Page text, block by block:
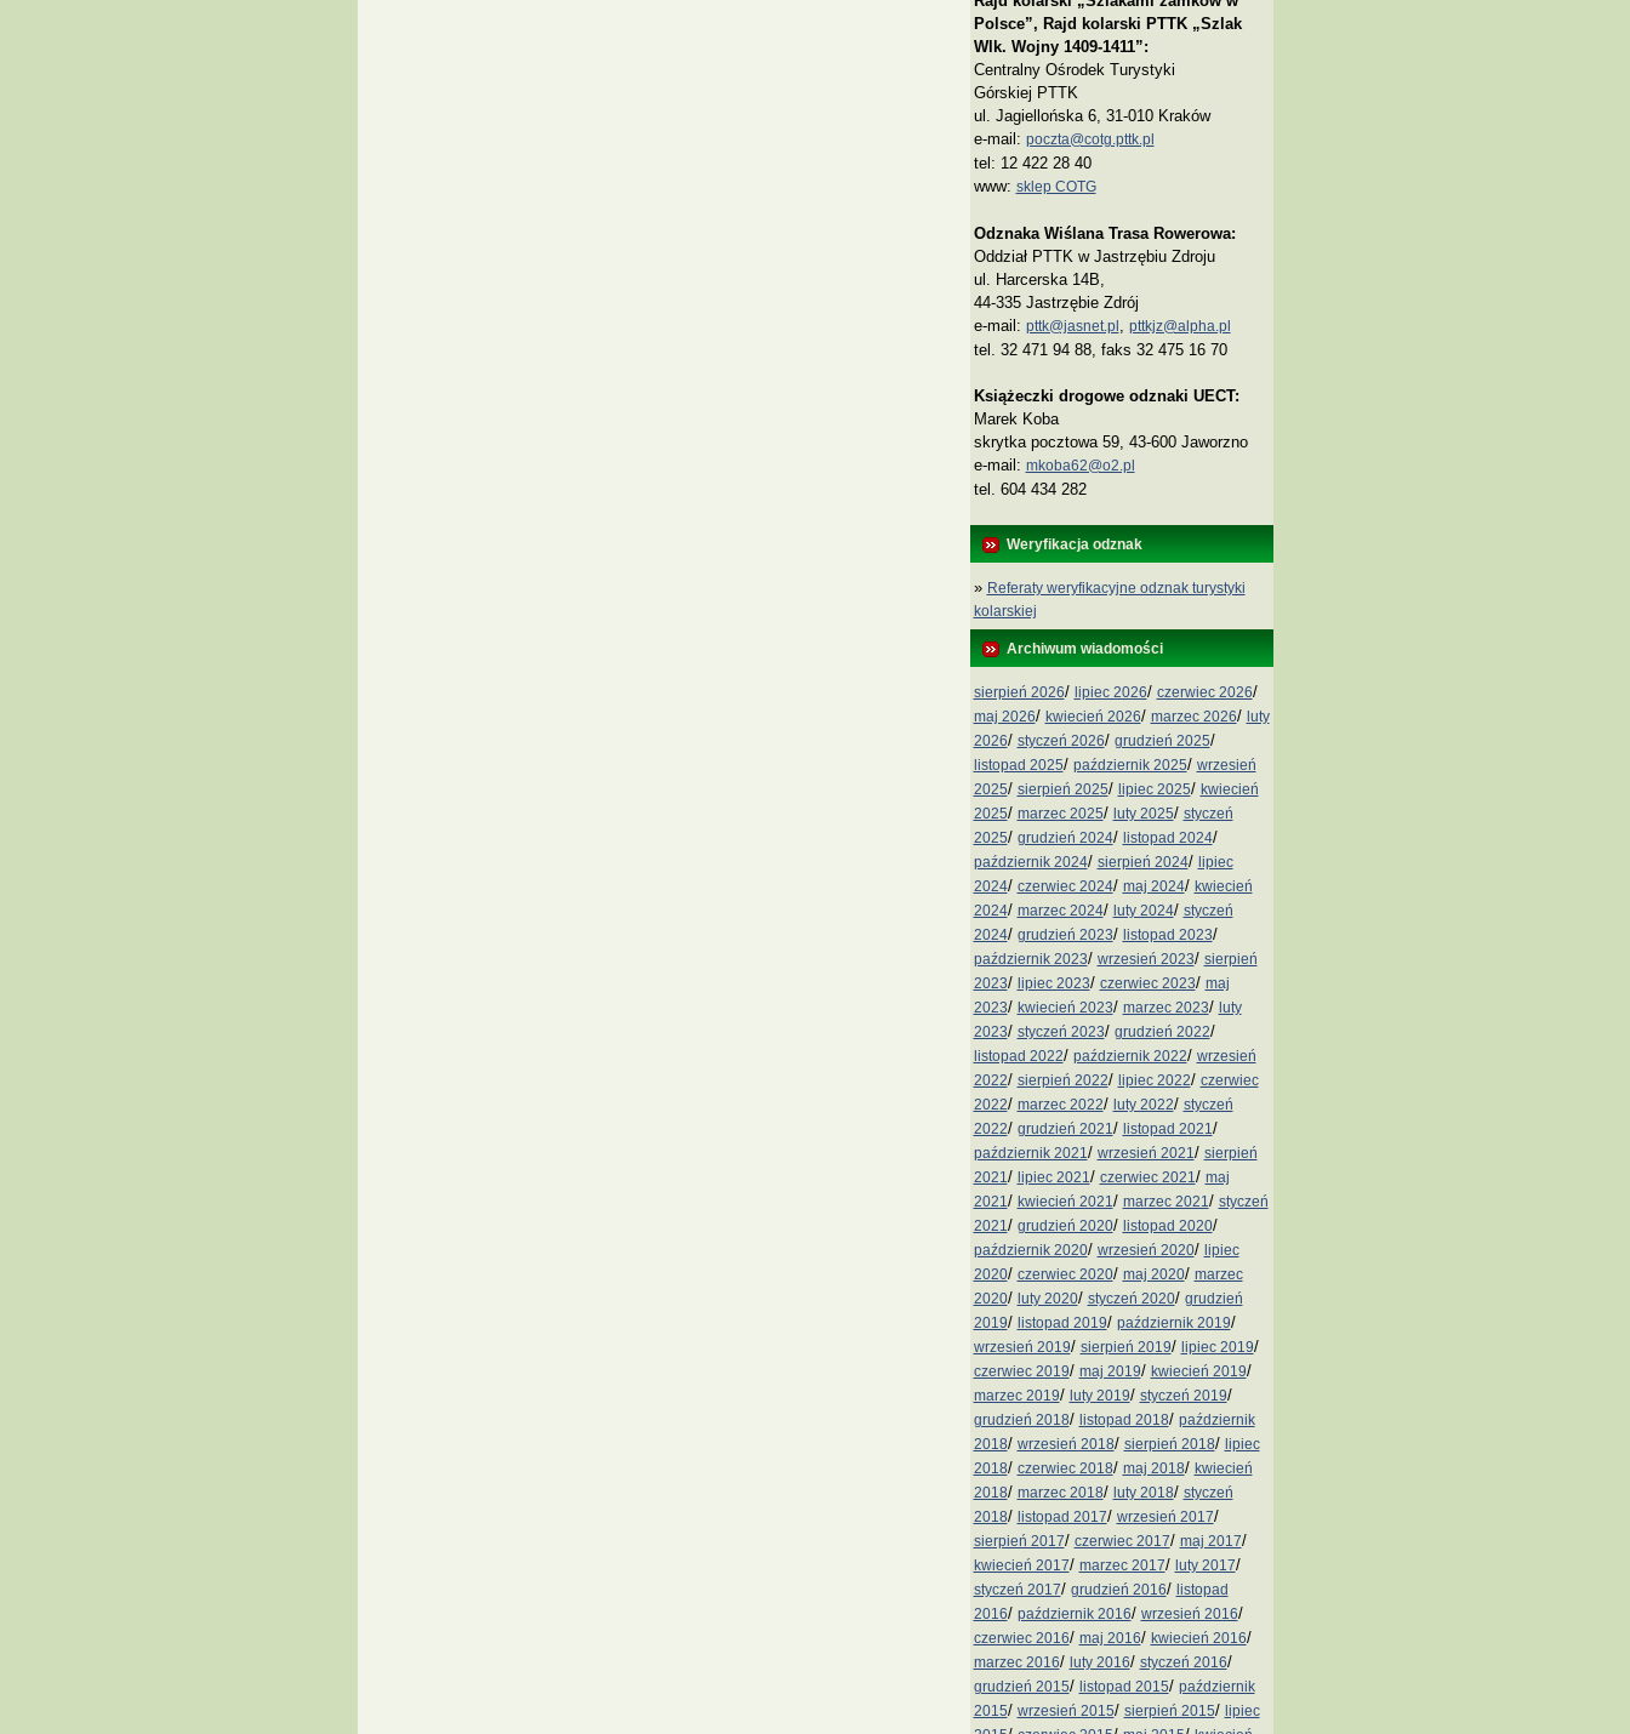
Polsce”, Rajd kolarski PTTK „Szlak
Wlk. Wojny 1409-1411”:
Centralny Ośrodek Turystyki
Górskiej PTTK
ul. Jagiellońska 6, 31-010 Kraków
e-mail: poczta@cotg.pttk.pl
tel: 12 422 28 40
www: sklep COTG
Odznaka Wiślana Trasa Rowerowa:
Oddział PTTK w Jastrzębiu Zdroju
ul. Harcerska 14B,
44-335 Jastrzębie Zdrój
e-mail: pttk@jasnet.pl pttkjz@alpha.pl
tel. 32 471 94 88, faks 32 475 16 70
Książeczki drogowe odznaki UECT:
Marek Koba
skrytka pocztowa 59, 43-600 Jaworzno
e‑mail: mkoba62@o2.pl
tel. 604 434 282
Weryfikacja odznak
» Referaty weryfikacyjne odznak turystyki
kolarskiej
Archiwum wiadomości
sierpień 2026/ lipiec 2026/ czerwiec 2026/
maj 2026/ kwiecień 2026/ marzec 2026/ luty
2026/ styczeń 2026/ grudzień 2025/
listopad 2025/ październik 2025/ wrzesień
2025/ sierpień 2025/ lipiec 2025/ kwiecień
2025/ marzec 2025/ luty 2025/ styczeń
2025/ grudzień 2024/ listopad 2024/
październik 2024/ sierpień 2024/ lipiec
2024/ czerwiec 2024/ maj 2024/ kwiecień
2024/ marzec 2024/ luty 2024/ styczeń
2024/ grudzień 2023/ listopad 2023/
październik 2023/ wrzesień 2023/ sierpień
2023/ lipiec 2023/ czerwiec 2023/ maj
2023/ kwiecień 2023/ marzec 2023/ luty
2023/ styczeń 2023/ grudzień 2022/
listopad 2022/ październik 2022/ wrzesień
2022/ sierpień 2022/ lipiec 2022/ czerwiec
2022/ marzec 2022/ luty 2022/ styczeń
2022/ grudzień 2021 / listopad 2021 /
październik 2021 / wrzesień 2021 / sierpień
2021 / lipiec 2021 / czerwiec 2021 / maj
2021 / kwiecień 2021 / marzec 2021 / styczeń
2021 / grudzień 2020/ listopad 2020/
październik 2020/ wrzesień 2020/ lipiec
2020/ czerwiec 2020/ maj 2020/ marzec
2020/ luty 2020/ styczeń 2020/ grudzień
2019/ listopad 2019/ październik 2019/
wrzesień 2019/ sierpień 2019/ lipiec 2019/
czerwiec 2019/ maj 2019/ kwiecień 2019/
marzec 2019/ luty 2019/ styczeń 2019/
grudzień 2018/ listopad 2018/ październik
2018/ wrzesień 2018/ sierpień 2018/ lipiec
2018/ czerwiec 2018/ maj 2018/ kwiecień
2018/ marzec 2018/ luty 2018/ styczeń
2018/ listopad 2017/ wrzesień 2017/
sierpień 2017/ czerwiec 2017/ maj 2017/
kwiecień 2017/ marzec 2017/ luty 2017/
styczeń 2017/ grudzień 2016/ listopad
2016/ październik 2016/ wrzesień 2016/
czerwiec 2016/ maj 2016/ kwiecień 2016/
marzec 2016/ luty 2016/ styczeń 2016/
grudzień 2015/ listopad 2015/ październik
2015/ wrzesień 2015/ sierpień 2015/ lipiec